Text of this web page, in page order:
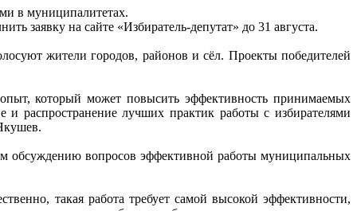
в муниципалитетах.
заявку на сайте «Избиратель-депутат» до 31 августа.
жители городов, районов и сёл. Проекты победителей
который может повысить эффективность принимаемых
распространение лучших практик работы с избирателями
обсуждению вопросов эффективной работы муниципальных
такая работа требует самой высокой эффективности,